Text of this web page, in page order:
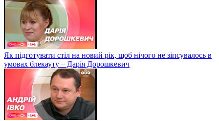
Як підготувати стіл на новий рік, щоб нічого не зіпсувалось в
умовах блекауту – Дарія Дорошкевич